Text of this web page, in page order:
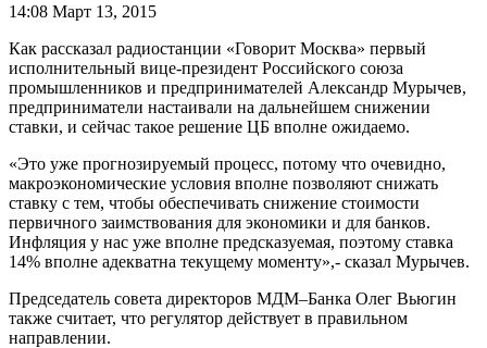
14:08 Март 13, 2015
Как рассказал радиостанции «Говорит Москва» первый
исполнительный вице-президент Российского союза
промышленников и предпринимателей Александр Мурычев,
предприниматели настаивали на дальнейшем снижении
ставки, и сейчас такое решение ЦБ вполне ожидаемо.
«Это уже прогнозируемый процесс, потому что очевидно,
макроэкономические условия вполне позволяют снижать
ставку с тем, чтобы обеспечивать снижение стоимости
первичного заимствования для экономики и для банков.
Инфляция у нас уже вполне предсказуемая, поэтому ставка
14% вполне адекватна текущему моменту»,- сказал Мурычев.
Председатель совета директоров МДМ–Банка Олег Вьюгин
также считает, что регулятор действует в правильном
направлении.